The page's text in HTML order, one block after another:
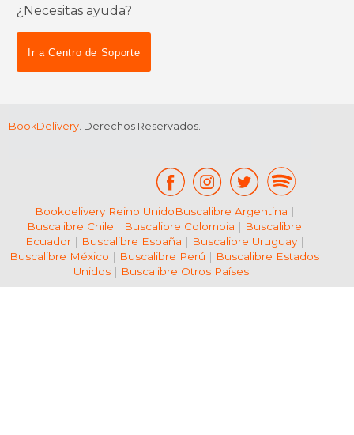
¿Necesitas ayuda?
Ir a Centro de Soporte
BookDelivery. Derechos Reservados.
Bookdelivery Reino UnidoBuscalibre Argentina |
Buscalibre Chile | Buscalibre Colombia | Buscalibre
Ecuador| Buscalibre España | Buscalibre Uruguay|
Buscalibre México | Buscalibre Perú | Buscalibre Estados
Unidos| Buscalibre Otros Países|